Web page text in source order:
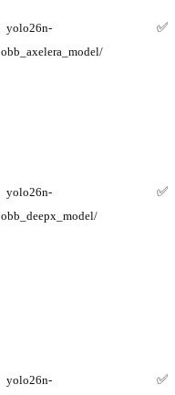
yolo26n-
obb_axelera_model/
✅
yolo26n-
obb_deepx_model/
✅
yolo26n-
✅